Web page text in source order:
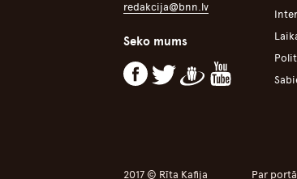
redakcija@bnn.lv
Seko mums
2017 © Rīta Kafija Par